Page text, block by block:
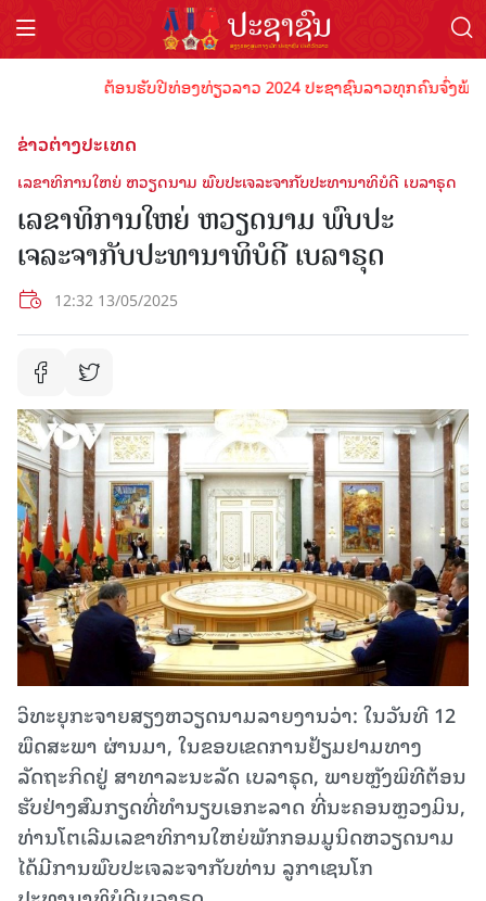
ຕ້ອນຮັບປີທ່ອງທ່ຽວລາວ 2024 ປະຊາຊົນລາວທຸກຄົນຈົ່ງພ້ອ
ຂ່າວຕ່າງປະເທດ
ເລຂາທິການໃຫຍ່ ຫວຽດນາມ ພົບປະເຈລະຈາກັບປະທານາທິບໍດີ ເບລາຣຸດ
ເລຂາທິການໃຫຍ່ ຫວຽດນາມ ພົບປະ
ເຈລະຈາກັບປະທານາທິບໍດີ ເບລາຣຸດ
12:32 13/05/2025
ວິທະຍຸກະຈາຍສຽງຫວຽດນາມລາຍງານວ່າ: ໃນວັນທີ 12
ພຶດສະພາ ຜ່ານມາ, ໃນຂອບເຂດການຢ້ຽມຢາມທາງ
ລັດຖະກິດຢູ່ ສາທາລະນະລັດ ເບລາຣຸດ, ພາຍຫຼັງພິທີຕ້ອນ
ຮັບຢ່າງສົມກຽດທີ່ທຳນຽບເອກະລາດ ທີ່ນະຄອນຫຼວງມິນ,
ທ່ານໂຕເລີມເລຂາທິການໃຫຍ່ພັກກອມມູນິດຫວຽດນາມ
ໄດ້ມີການພົບປະເຈລະຈາກັບທ່ານ ລູກາເຊນໂກ